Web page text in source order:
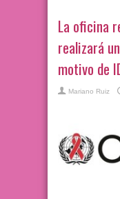
La oficina
realizará
motivo de
Mariano Ruiz